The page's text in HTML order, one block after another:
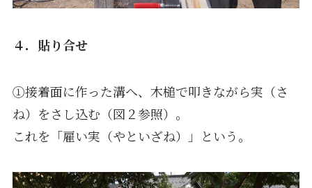
４．貼り合せ
①接着面に作った溝へ、木槌で叩きながら実（さ
ね）をさし込む（図２参照）。
これを「雇い実（やといざね）」という。